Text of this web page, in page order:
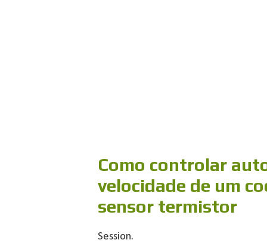
Como controlar
velocidade de um
sensor termistor
Session.